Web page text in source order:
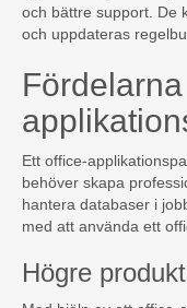
och bättre support. De
och uppdateras
Ett office-
behöver skapa
hantera databaser i
med att använda ett
Högre